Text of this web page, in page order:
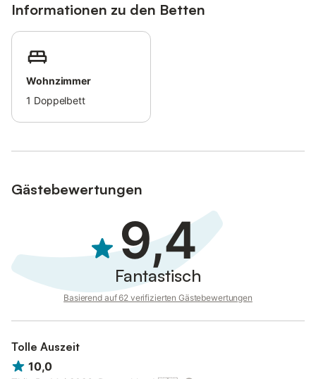
Informationen zu den Betten
Wohnzimmer
1 Doppelbett
Gästebewertungen
9,4
Fantastisch
Basierend auf 62 verifizierten Gästebewertungen
Tolle Auszeit
10,0